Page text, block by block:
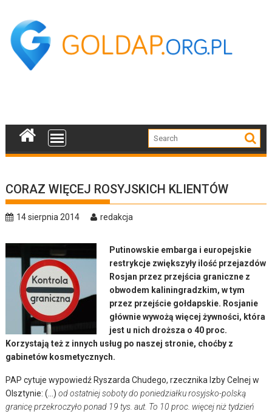
content
CORAZ WIĘCEJ ROSYJSKICH KLIENTÓW
14 sierpnia 2014 redakcja
Putinowskie embarga i europejskie
restrykcje zwiększyły ilość przejazdów
Rosjan przez przejścia graniczne z
obwodem kaliningradzkim, w tym
przez przejście gołdapskie. Rosjanie
głównie wywożą więcej żywności, która
jest u nich droższa o 40 proc.
Korzystają też z innych usług po naszej stronie, choćby z
gabinetów kosmetycznych.
PAP cytuje wypowiedź Ryszarda Chudego, rzecznika Izby Celnej w
Olsztynie: (…)od ostatniej soboty do poniedziałku rosyjsko-polską
granicę przekroczyło ponad 19 tys. aut. To 10 proc. więcej niż tydzień